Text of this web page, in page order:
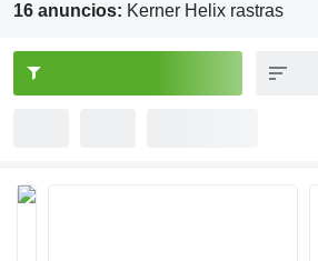
16 anuncios: Kerner Helix rastras